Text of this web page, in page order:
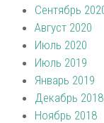
Сентябрь
Август 2020
Июль 2020
Июль 2019
Январь 2019
Декабрь 2018
Ноябрь 2018